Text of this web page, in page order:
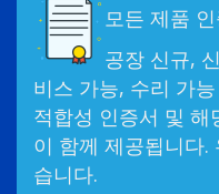
모든 제품
공장 신규,
비스 가능, 수리 가
적합성 인증서 및
이 함께 제공됩니다.
습니다.